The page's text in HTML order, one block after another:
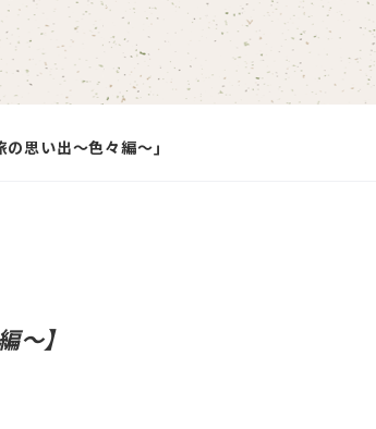
旅の思い出～色々編～｣
～】